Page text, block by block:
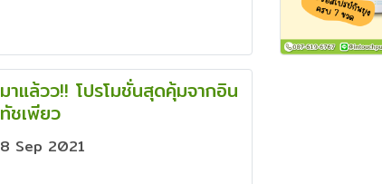
มาแล้วว!! โปรโมชั่นสุดคุ้มจากอิน
ทัชเพียว
8 Sep 2021